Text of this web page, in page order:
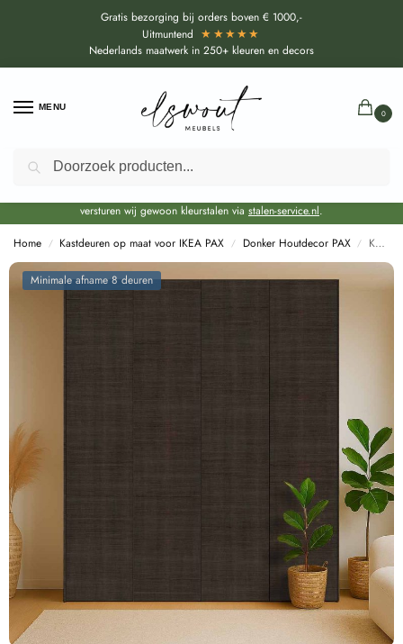
Gratis bezorging bij orders boven € 1000,-
Uitmuntend ★★★★★
Nederlands maatwerk in 250+ kleuren en decors
MENU
0
Door de bouwvakperiode geldt voor alle collecties momenteel een EXTRA
levertijd van circa 3-4 weken bovenop de reguliere levertijd.
versturen wij gewoon kleurstalen via stalen-service.nl.
Home / Kastdeuren op maat voor IKEA PAX / Donker Houtdecor PAX / Kastdeuren op maat Tranché Bruin voor IKEA PAX (DecoLegno LM08)
Minimale afname 8 deuren